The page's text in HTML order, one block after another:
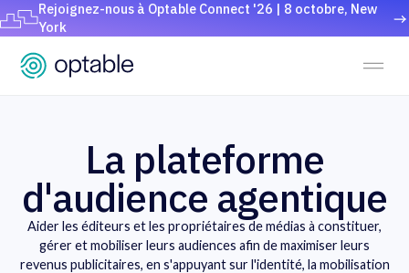
Rejoignez-nous à Optable Connect '26 | 8 octobre, New
York
La plateforme
d'audience agentique
Aider les éditeurs et les propriétaires de médias à constituer,
gérer et mobiliser leurs audiences afin de maximiser leurs
revenus publicitaires, en s'appuyant sur l'identité, la mobilisation